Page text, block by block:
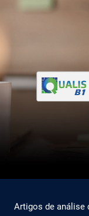
Ir para o menu de
Ir para o conteúdo
Ir para o rodapé
Artigos de análise